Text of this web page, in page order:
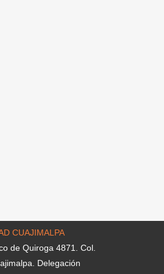
CUAJIMALPA
de Quiroga 4871. Col.
Delegación